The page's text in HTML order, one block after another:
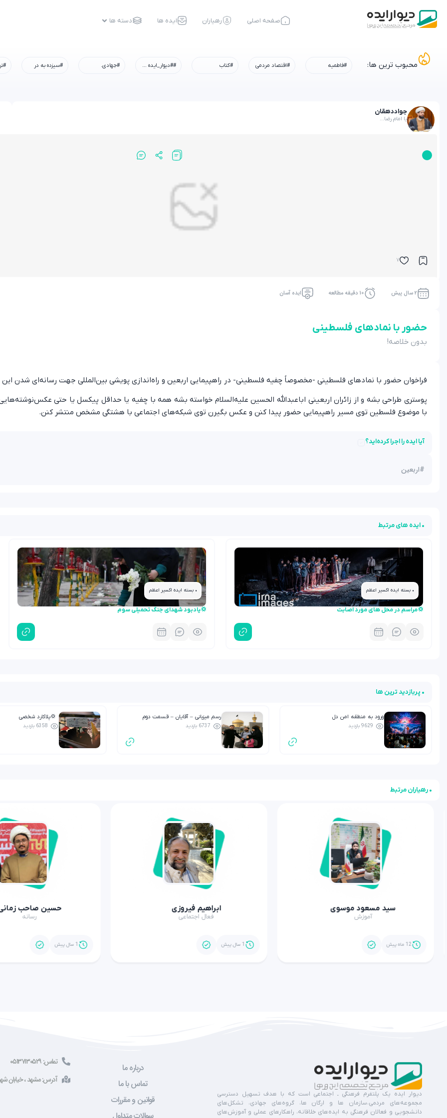
صفحه اصلی رهیاران ایده ها دسته ها
محبوب ترین ها: #فاطمیه #اقتصاد مردمی #کتاب ##دیوار_ایده #رسم_میزبانی #شهادت_امام_رضا #همه_خادم_الرضاییم #جهادی. #سیزده به در
جواددهقان
یا امام رضا...
7
2 سال پیش 10 دقیقه مطالعه ایده آسان
حضور با نمادهای فلسطینی
بدون خلاصه!
فراخوان حضور با نمادهای فلسطینی -مخصوصاً چفیه فلسطینی- در راهپیمایی اربعین و راه‌اندازی پویشی بین‌المللی جهت رسانه‌ای شدن
پوستری طراحی بشه و از زائران اربعینی اباعبدالله الحسین علیه‌السلام خواسته بشه همه با چفیه یا حداقل پیکسل یا حتی
با موضوع فلسطین توی مسیر راهپیمایی حضور پیدا کنن و عکس بگیرن توی شبکه‌های اجتماعی با هشتگی مشخص منتشر کنن.
آیا ایده را اجرا کرده‌اید؟
#اربعین
• ایده های مرتبط
• بسته ایده اکسیر اعظم
💢مراسم در محل های مورد اصابت
• بسته ایده اکسیر اعظم
💢یادبود شهدای جنگ تحمیلی سوم
• پربازدید ترین ها
ورود به منطقه امن دل
9629 بازدید
رسم میزبانی – آقایان – قسمت دوم
6737 بازدید
💢پلاکارد شخصی
6358 بازدید
• رهیاران مرتبط
سید مسعود موسوی
آموزش
12 ماه پیش
ابراهیم فیروزی
فعال اجتماعی
1 سال پیش
حسین صاحب زمانی
رسانه
1 سال پیش
دیوار ایده یک پلتفرم فرهنگی ـ اجتماعی است که با هدف تسهیل دسترسی
مجموعه‌های مردمی،سازمان ها و ارگان ها، گروه‌های جهادی، تشکل‌های
دانشجویی و فعالان فرهنگی به ایده‌های خلاقانه، راهکارهای عملی و آموزش‌های
درباره ما
تماس با ما
قوانین و مقررات
تماس: ۰۵۱۳۷۱۳۰۵۲۹
آدرس: مشهد ، خیابان شهید صادقی